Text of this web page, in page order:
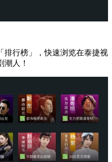
排行榜」，快速浏览在泰捷视
人！